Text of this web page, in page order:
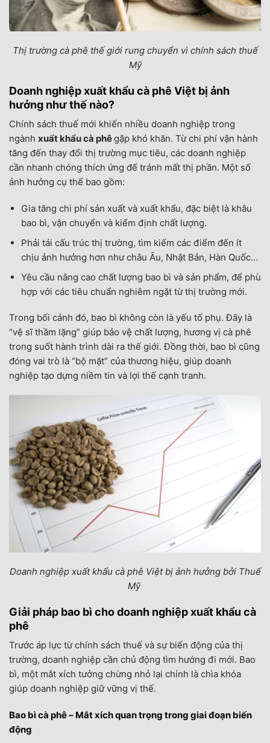
Thị trường cà phê thế giới rung chuyển vì chính sách thuế
Mỹ
Doanh nghiệp xuất khẩu cà phê Việt bị ảnh
hưởng như thế nào?
Chính sách thuế mới khiến nhiều doanh nghiệp trong
ngành xuất khẩu cà phêgặp khó khăn. Từ chi phí vận hành
tăng đến thay đổi thị trường mục tiêu, các doanh nghiệp
cần nhanh chóng thích ứng để tránh mất thị phần. Một số
ảnh hưởng cụ thể bao gồm:
Gia tăng chi phí sản xuất và xuất khẩu, đặc biệt là khâu
bao bì, vận chuyển và kiểm định chất lượng.
Phải tái cấu trúc thị trường, tìm kiếm các điểm đến ít
chịu ảnh hưởng hơn như châu Âu, Nhật Bản, Hàn Quốc…
Yêu cầu nâng cao chất lượng bao bì và sản phẩm, để phù
hợp với các tiêu chuẩn nghiêm ngặt từ thị trường mới.
Trong bối cảnh đó, bao bì không còn là yếu tố phụ. Đây là
“vệ sĩ thầm lặng” giúp bảo vệ chất lượng, hương vị cà phê
trong suốt hành trình dài ra thế giới. Đồng thời, bao bì cũng
đóng vai trò là “bộ mặt” của thương hiệu, giúp doanh
nghiệp tạo dựng niềm tin và lợi thế cạnh tranh.
Doanh nghiệp xuất khẩu cà phê Việt bị ảnh hưởng bởi Thuế
Mỹ
Giải pháp bao bì cho doanh nghiệp xuất khẩu cà
phê
Trước áp lực từ chính sách thuế và sự biến động của thị
trường, doanh nghiệp cần chủ động tìm hướng đi mới. Bao
bì, một mắt xích tưởng chừng nhỏ lại chính là chìa khóa
giúp doanh nghiệp giữ vững vị thế.
Bao bì cà phê – Mắt xích quan trọng trong giai đoạn biến
động